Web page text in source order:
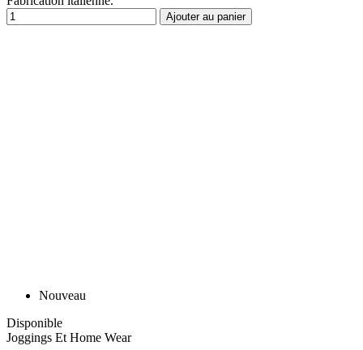
Ajouter au panier
Nouveau
Disponible
Joggings Et Home Wear